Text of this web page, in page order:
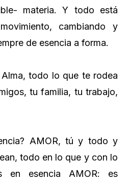
materia. Y todo está
cambiando y
de esencia a forma.
todo lo que te rodea
tu familia, tu trabajo,
AMOR, tú y todo y
todo en lo que y con lo
en esencia AMOR: es